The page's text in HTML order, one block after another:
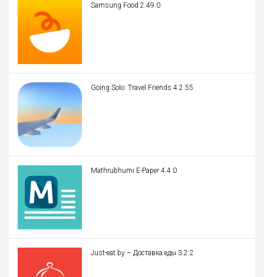
Samsung Food 2.49.0
Going Solo: Travel Friends 4.2.55
Mathrubhumi E-Paper 4.4.0
Just-eat.by – Доставка еды 3.2.2